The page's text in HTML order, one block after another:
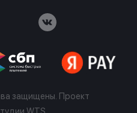
защищены. Проект